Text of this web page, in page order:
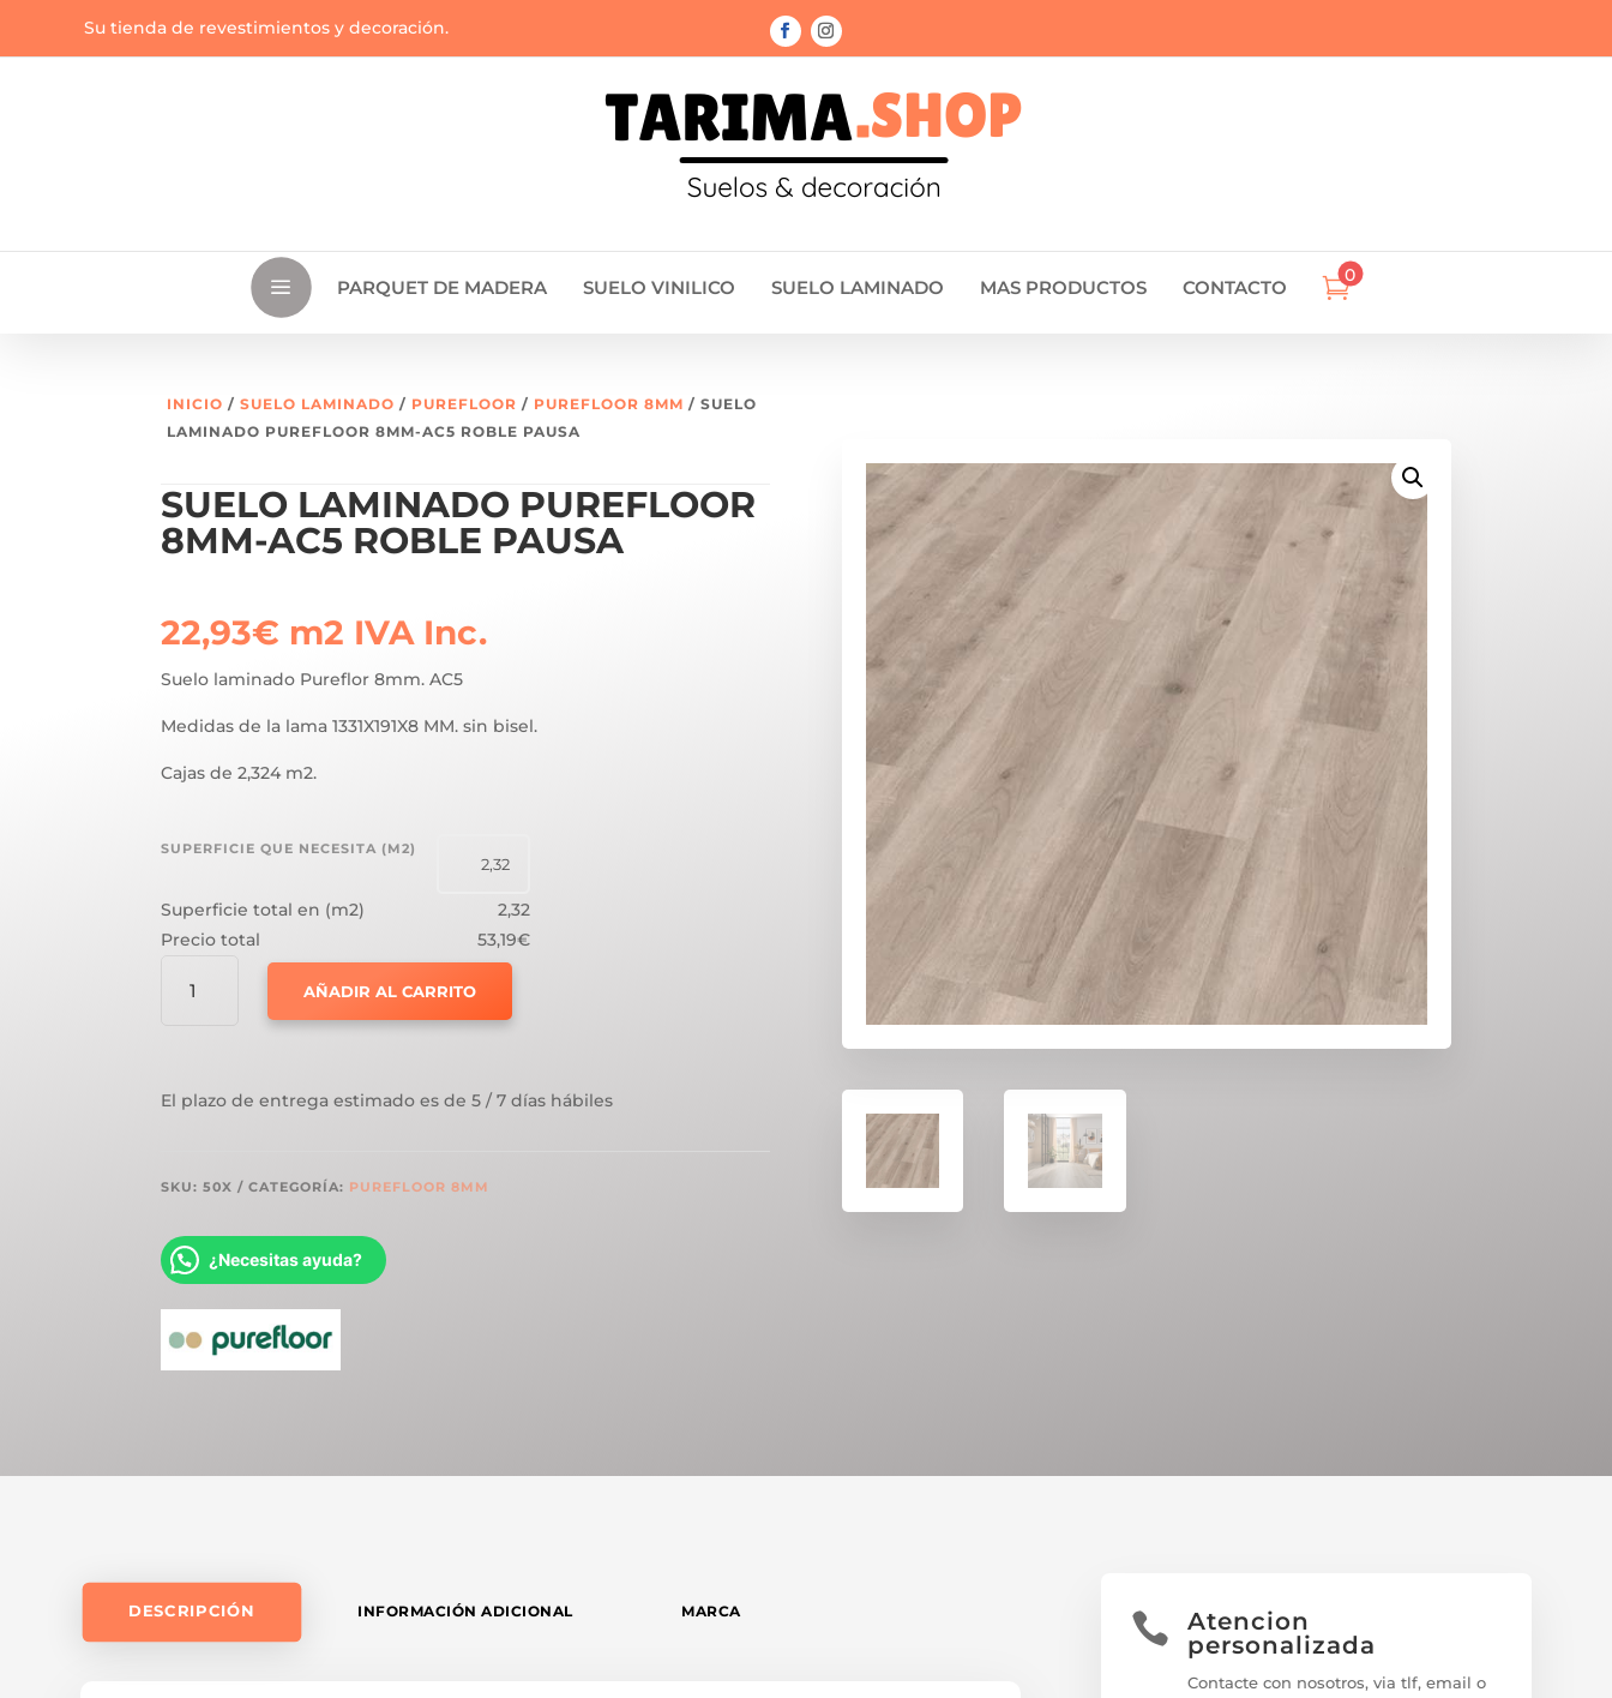
Su tienda de revestimientos y decoración.
a PARQUET DE MADERA SUELO VINILICO SUELO LAMINADO MAS PRODUCTOS CONTACTO 0
INICIO /SUELO LAMINADO / PUREFLOOR / PUREFLOOR 8MM / SUELO
LAMINADO PUREFLOOR 8MM-AC5 ROBLE PAUSA
SUELO LAMINADO PUREFLOOR
8MM-AC5 ROBLE PAUSA
22,93€ m2 IVA Inc.
Suelo laminado Pureflor 8mm. AC5
Medidas de la lama 1331X191X8 MM. sin bisel.
Cajas de 2,324 m2.
SUPERFICIE QUE NECESITA (M2)
Superficie total en (m2)
2,32
Precio total
53,19€
LAMINADO
ROBLE
AÑADIR AL CARRITO
El plazo de entrega estimado es de 5 / 7 días hábiles
SKU:50X CATEGORÍA: PUREFLOOR 8MM
¿Necesitas ayuda?
DESCRIPCIÓN INFORMACIÓN ADICIONAL MARCA 
Atencion
personalizada
Contacte con nosotros, via tlf, email o